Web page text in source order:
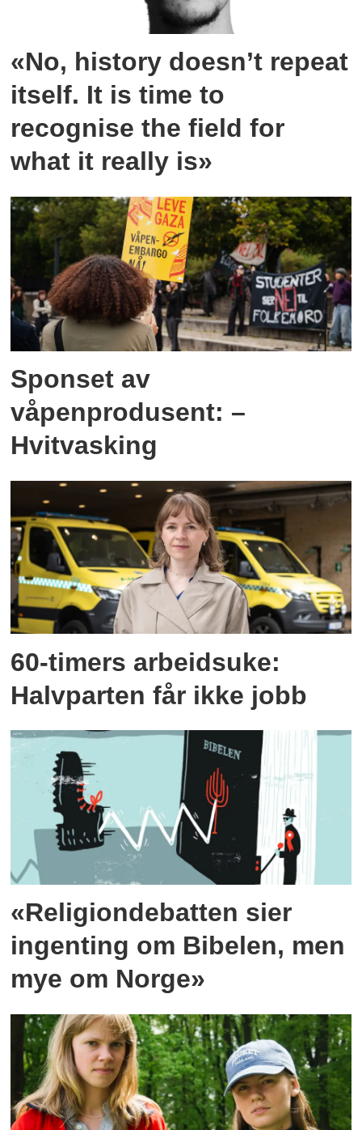
«No, history doesn’t repeat
itself. It is time to
recognise the field for
what it really is»
Sponset av
våpenprodusent: –
Hvitvasking
60-timers arbeidsuke:
Halvparten får ikke jobb
«Religiondebatten sier
ingenting om Bibelen, men
mye om Norge»